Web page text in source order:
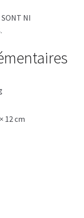
NI
12 cm